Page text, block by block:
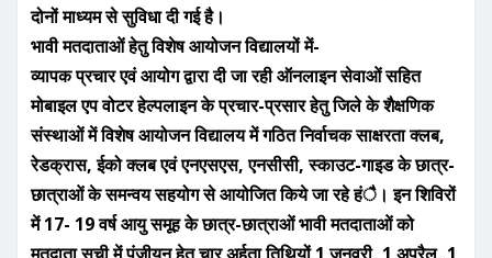
दोनों माध्यम से सुविधा दी गई है।
भावी मतदाताओं हेतु विशेष आयोजन विद्यालयों में-
व्यापक प्रचार एवं आयोग द्वारा दी जा रही ऑनलाइन सेवाओं सहित
मोबाइल एप वोटर हेल्पलाइन के प्रचार-प्रसार हेतु जिले के शैक्षणिक
संस्थाओं में विशेष आयोजन विद्यालय में गठित निर्वाचक साक्षरता क्लब,
रेडक्रास, ईको क्लब एवं एनएसएस, एनसीसी, स्काउट-गाइड के छात्र-
छात्राओं के समन्वय सहयोग से आयोजित किये जा रहे हंै। इन शिविरों
में 17- 19 वर्ष आयु समूह के छात्र-छात्राओं भावी मतदाताओं को
मतदाता सूची में पंजीयन हेतु चार अर्हता तिथियों 1 जनवरी, 1 अप्रैल, 1